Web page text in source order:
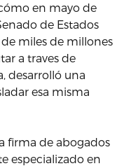
en mayo de
de Estados
miles de millones
a traves de
desarrolló una
esa misma
firma de abogados
especializado en